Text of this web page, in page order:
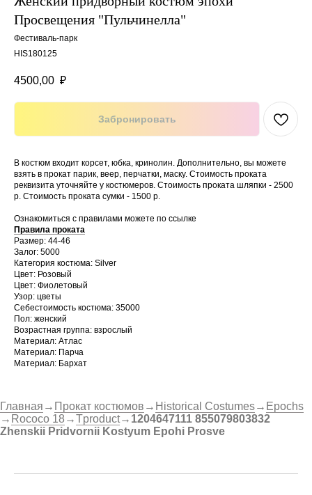
Просвещения "Пульчинелла"
Фестиваль-парк
HIS180125
4500,00 ₽
Забронировать
В костюм входит корсет, юбка, кринолин. Дополнительно, вы можете
взять в прокат парик, веер, перчатки, маску. Стоимость проката
реквизита уточняйте у костюмеров. Стоимость проката шляпки - 2500
р. Стоимость проката сумки - 1500 р.
Ознакомиться с правилами можете по ссылке
Правила проката
Размер: 44-46
Залог: 5000
Категория костюма: Silver
Цвет: Розовый
Цвет: Фиолетовый
Узор: цветы
Себестоимость костюма: 35000
Пол: женский
Возрастная группа: взрослый
Материал: Атлас
Материал: Парча
Материал: Бархат
Главная → Прокат костюмов → Historical Costumes→ Epochs
→ Rococo 18 →Tproduct→ 1204647111 855079803832
Zhenskii Pridvornii Kostyum Epohi Prosve